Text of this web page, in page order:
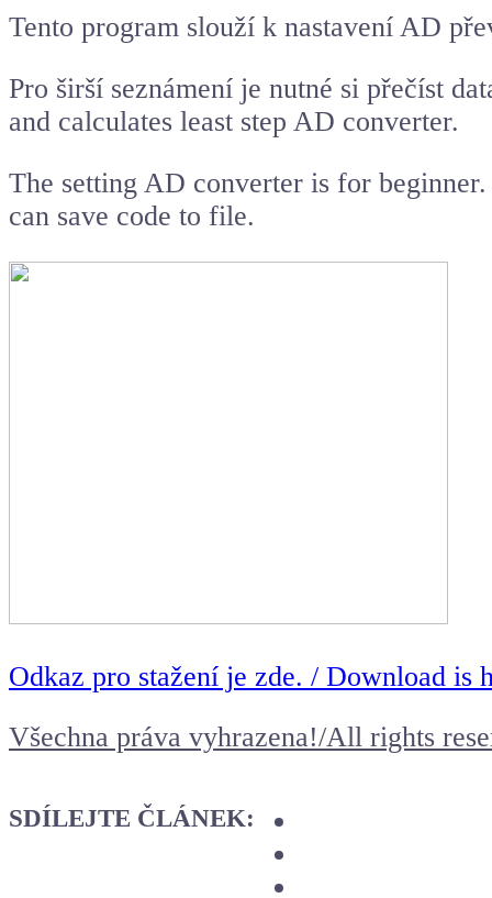
Tento program slouží k nastavení AD
Pro širší seznámení je nutné si přečíst
and calculates least step AD converter.
The setting AD converter is for
can save code to file.
Odkaz pro stažení je zde. / Download is
Všechna práva vyhrazena!/All rights
SDÍLEJTE ČLÁNEK: